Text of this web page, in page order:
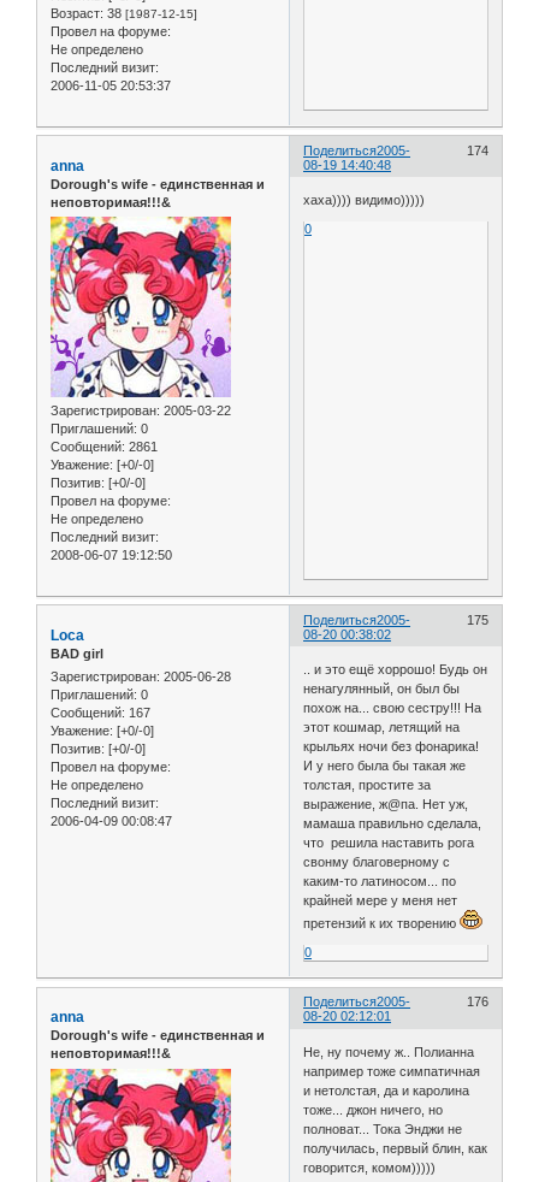
Возраст: 38 [1987-12-15]
Провел на форуме:
Не определено
Последний визит:
2006-11-05 20:53:37
Поделиться 174
2005-
08-19 14:40:48
anna
Dorough's wife - единственная и
неповторимая!!!&
Зарегистрирован: 2005-03-22
Приглашений: 0
Сообщений: 2861
Уважение: [+0/-0]
Позитив: [+0/-0]
Провел на форуме:
Не определено
Последний визит:
2008-06-07 19:12:50
хаха)))) видимо)))))
0
Поделиться 175
2005-
08-20 00:38:02
Loca
BAD girl
Зарегистрирован: 2005-06-28
Приглашений: 0
Сообщений: 167
Уважение: [+0/-0]
Позитив: [+0/-0]
Провел на форуме:
Не определено
Последний визит:
2006-04-09 00:08:47
.. и это ещё хоррошо! Будь он
ненагулянный, он был бы
похож на... свою сестру!!! На
этот кошмар, летящий на
крыльях ночи без фонарика!
И у него была бы такая же
толстая, простите за
выражение, ж@па. Нет уж,
мамаша правильно сделала,
что решила наставить рога
свонму благоверному с
каким-то латиносом... по
крайней мере у меня нет
претензий к их творению
0
Поделиться 176
2005-
08-20 02:12:01
anna
Dorough's wife - единственная и
неповторимая!!!&
Не, ну почему ж.. Полианна
например тоже симпатичная
и нетолстая, да и каролина
тоже... джон ничего, но
полноват... Тока Энджи не
получилась, первый блин, как
говорится, комом)))))